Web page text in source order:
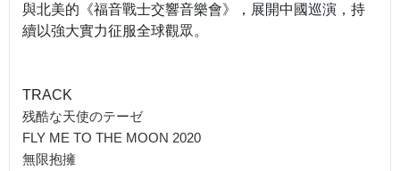
與北美的《福音戰士交響音樂會》，展開中國巡演，持
續以強大實力征服全球觀眾。
TRACK
残酷な天使のテーゼ
FLY ME TO THE MOON 2020
無限抱擁